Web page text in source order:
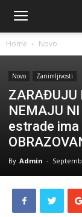
Home Novo
Novo Zanimljivosti
ZARAĐUJU
NEMAJU NI
estrade ima
By Admin -